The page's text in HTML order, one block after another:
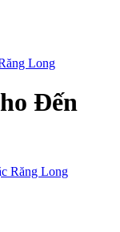
Long
Đến